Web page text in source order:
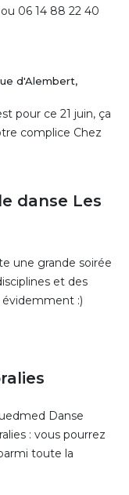
06 14 88 22 40
d'Alembert,
pour ce 21 juin, ça
complice Chez
danse Les
une grande soirée
et des
évidemment :)
Danse
: vous pourrez
toute la